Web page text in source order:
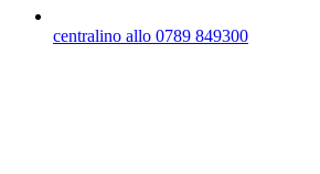
centralino allo 0789 849300